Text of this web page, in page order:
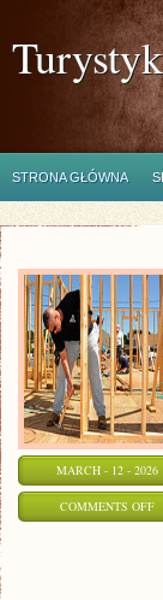
STRONA GŁÓWNA
MARCH - 12 - 2026
COMMENTS OFFON